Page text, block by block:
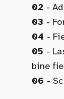
02 -
03 -
04 -
05 -
bine
06 -